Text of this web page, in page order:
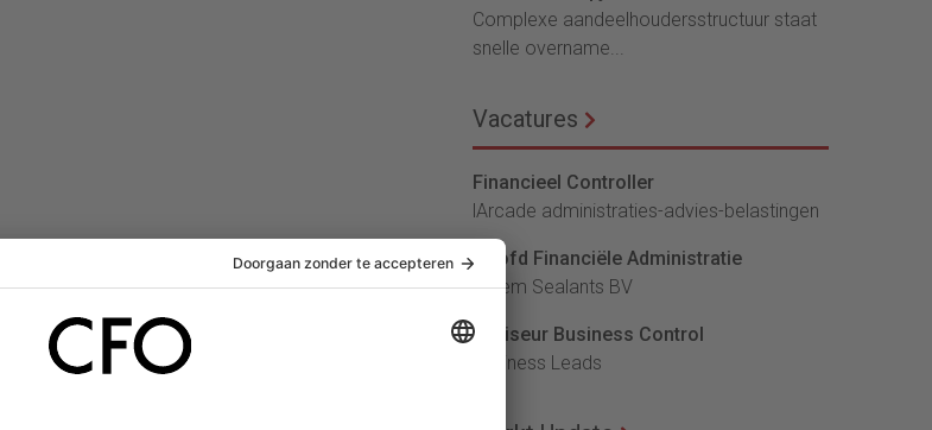
Complexe aandeelhoudersstructuur staat
snelle overname...
Vacatures
Financieel Controller
lArcade administraties-advies-belastingen
Hoofd Financiële Administratie
Bloem Sealants BV
Adviseur Business Control
Business Leads